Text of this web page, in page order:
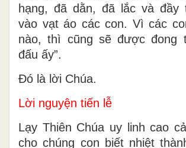
hạng, đã dằn, đã lắc và đầy
vào vạt áo các con. Vì các
nào, thì cũng sẽ được đong
đấu ấy”.
Ðó là lời Chúa.
Lời nguyện tiến lễ
Lạy Thiên Chúa uy linh cao
cho chúng con biết nhiệt